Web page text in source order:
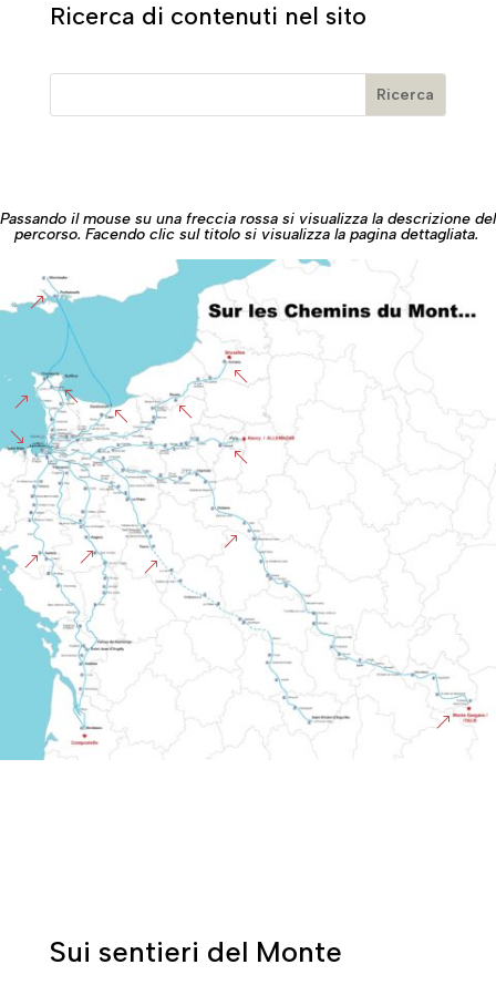
Ricerca di contenuti nel sito
Passando il mouse su una freccia rossa si visualizza la descrizione del
percorso. Facendo clic sul titolo si visualizza la pagina dettagliata.
&
&
%
%
%
%
%
&
&
&
&
&
'
Sui sentieri del Monte